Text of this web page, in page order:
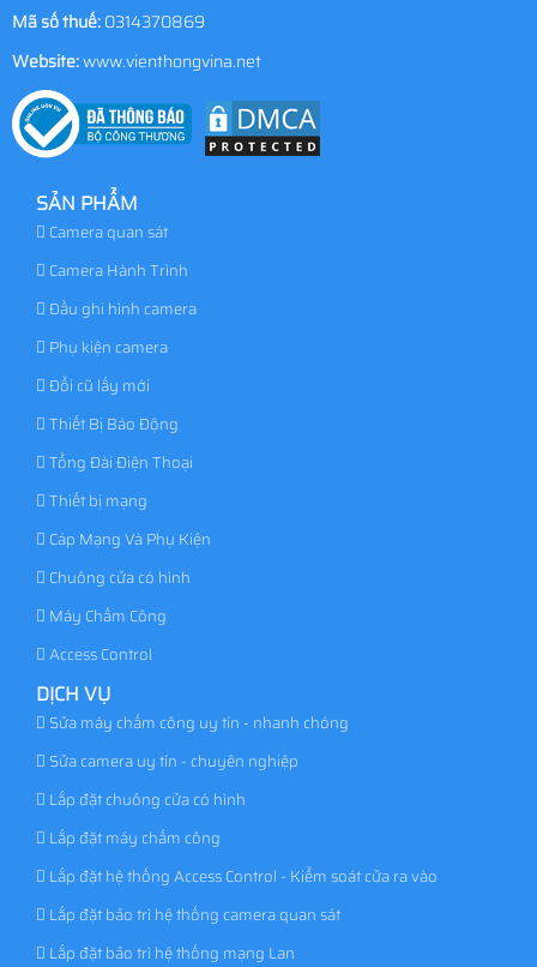
Mã số thuế:0314370869
Website:www.vienthongvina.net
SẢN PHẨM
Camera quan sát
Camera Hành Trình
Đầu ghi hình camera
Phụ kiện camera
Đổi cũ lấy mới
Thiết Bị Báo Động
Tổng Đài Điện Thoại
Thiết bị mạng
Cáp Mạng Và Phụ Kiện
Chuông cửa có hình
Máy Chấm Công
Access Control
DỊCH VỤ
Sửa máy chấm công uy tín - nhanh chóng
Sửa camera uy tín - chuyên nghiệp
Lắp đặt chuông cửa có hình
Lắp đặt máy chấm công
Lắp đặt hệ thống Access Control - Kiểm soát cửa ra vào
Lắp đặt bảo trì hệ thống camera quan sát
Lắp đặt bảo trì hệ thống mạng Lan